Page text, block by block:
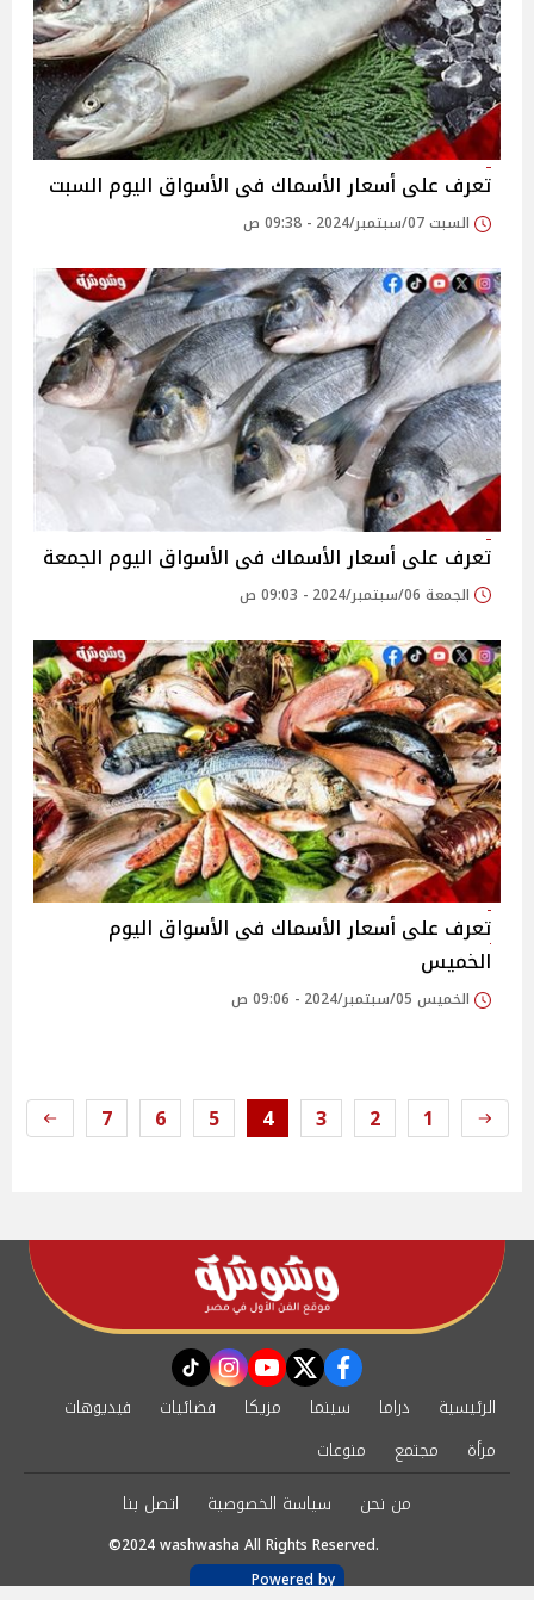
تعرف على أسعار الأسماك فى الأسواق اليوم السبت
السبت 07/سبتمبر/2024 - 09:38 ص
تعرف على أسعار الأسماك فى الأسواق اليوم الجمعة
الجمعة 06/سبتمبر/2024 - 09:03 ص
تعرف على أسعار الأسماك فى الأسواق اليوم
الخميس
الخميس 05/سبتمبر/2024 - 09:06 ص
1
2
3
4
5
6
7
facebook
twitter
youtube
instagram
tiktok
الرئيسية دراما سينما مزيكا فضائيات
فيديوهات
مرأة
مجتمع
منوعات
من نحن
سياسة الخصوصية اتصل بنا
©2024 washwasha All Rights Reserved.
Powered by